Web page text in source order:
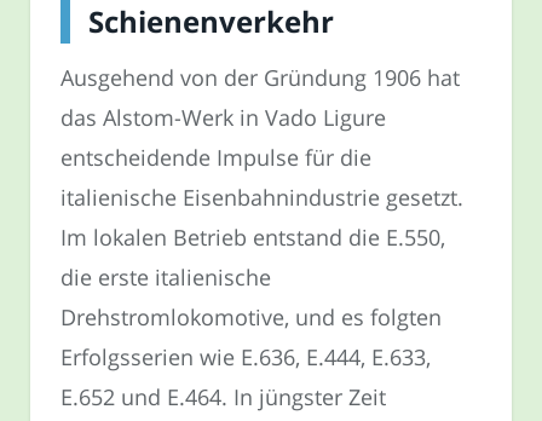
Schienenverkehr
Ausgehend von der Gründung 1906 hat
das Alstom-Werk in Vado Ligure
entscheidende Impulse für die
italienische Eisenbahnindustrie gesetzt.
Im lokalen Betrieb entstand die E.550,
die erste italienische
Drehstromlokomotive, und es folgten
Erfolgsserien wie E.636, E.444, E.633,
E.652 und E.464. In jüngster Zeit